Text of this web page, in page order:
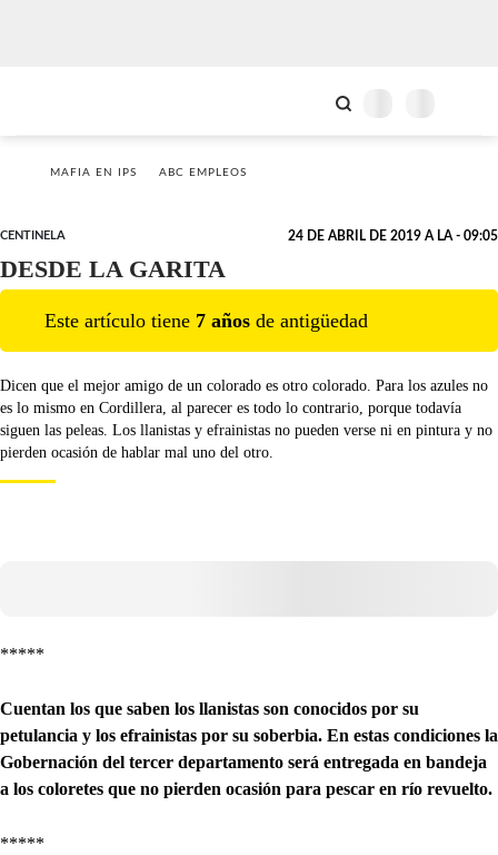
MAFIA EN IPS ABC EMPLEOS
CENTINELA 24 DE ABRIL DE 2019 A LA - 09:05
DESDE LA GARITA
Este artículo tiene 7 años de antigüedad
Dicen que el mejor amigo de un colorado es otro colorado. Para los azules no
es lo mismo en Cordillera, al parecer es todo lo contrario, porque todavía
siguen las peleas. Los llanistas y efrainistas no pueden verse ni en pintura y no
pierden ocasión de hablar mal uno del otro.
*****
Cuentan los que saben los llanistas son conocidos por su
petulancia y los efrainistas por su soberbia. En estas condiciones la
Gobernación del tercer departamento será entregada en bandeja
a los coloretes que no pierden ocasión para pescar en río revuelto.
*****